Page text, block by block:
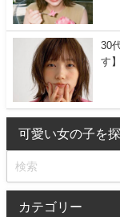
30
す】
可愛い女の子を
カテゴリー